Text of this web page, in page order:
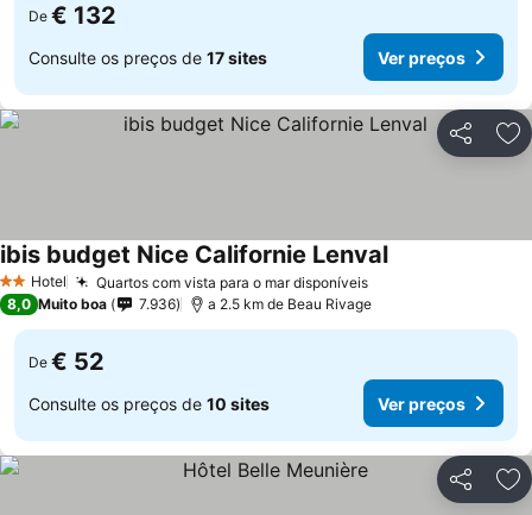
De € 132
Consulte os preços de 17 sites Ver preços
Partilhar
2 Estrelas
Hotel Quartos com vista para o mar disponíveis
ibis budget Nice Californie Lenval
8,0 Muito boa 7.936 a 2.5 km de Beau Rivage
De € 52
Consulte os preços de 10 sites Ver preços
Partilhar